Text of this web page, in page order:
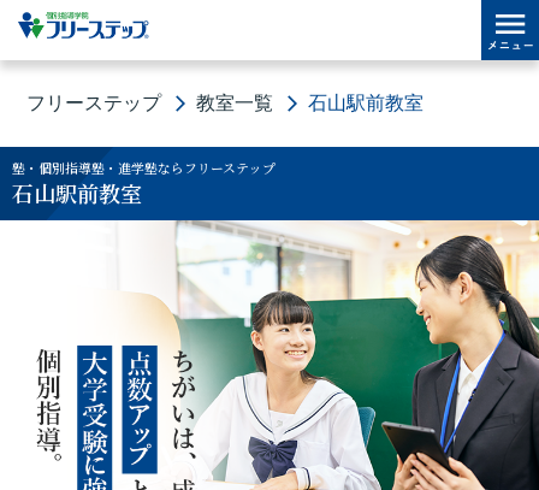
フリーステップ 教室一覧 石山駅前教室
塾・個別指導塾・進学塾ならフリーステップ
石山駅前教室